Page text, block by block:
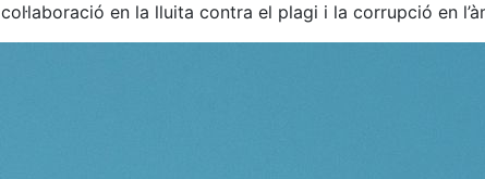
col·laboració en la lluita contra el plagi i la corrupció en